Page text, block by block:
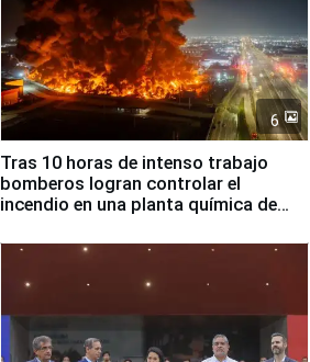
6
Tras 10 horas de intenso trabajo
bomberos logran controlar el
incendio en una planta química de